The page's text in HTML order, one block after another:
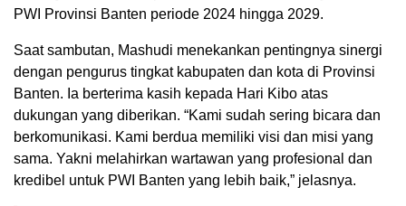
PWI Provinsi Banten periode 2024 hingga 2029.
Saat sambutan, Mashudi menekankan pentingnya sinergi
dengan pengurus tingkat kabupaten dan kota di Provinsi
Banten. Ia berterima kasih kepada Hari Kibo atas
dukungan yang diberikan. “Kami sudah sering bicara dan
berkomunikasi. Kami berdua memiliki visi dan misi yang
sama. Yakni melahirkan wartawan yang profesional dan
kredibel untuk PWI Banten yang lebih baik,” jelasnya.